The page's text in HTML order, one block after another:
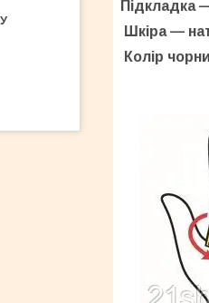
Підкладка
Шкіра —
Колір